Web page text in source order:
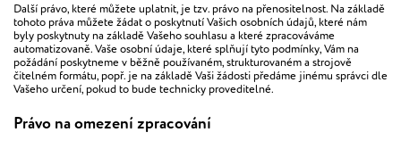
Další právo, které můžete uplatnit, je tzv. právo na přenositelnost. Na základě
tohoto práva můžete žádat o poskytnutí Vašich osobních údajů, které nám
byly poskytnuty na základě Vašeho souhlasu a které zpracováváme
automatizovaně. Vaše osobní údaje, které splňují tyto podmínky, Vám na
požádání poskytneme v běžně používaném, strukturovaném a strojově
čitelném formátu, popř. je na základě Vaši žádosti předáme jinému správci dle
Vašeho určení, pokud to bude technicky proveditelné.
Právo na omezení zpracování